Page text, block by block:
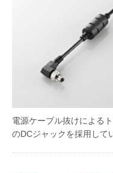
電源ケーブル抜けによる
のDCジャックを採用して